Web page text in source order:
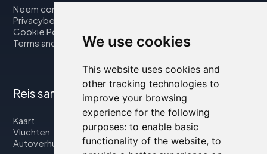
We use cookies
This website uses cookies and
other tracking technologies to
improve your browsing
experience for the following
purposes: to enable basic
functionality of the website, to
Neem contact op met
Privacybeleid
Cookie Policy
Terms and Conditions
Reis samen met ons
Kaart
Vluchten
Autoverhuur